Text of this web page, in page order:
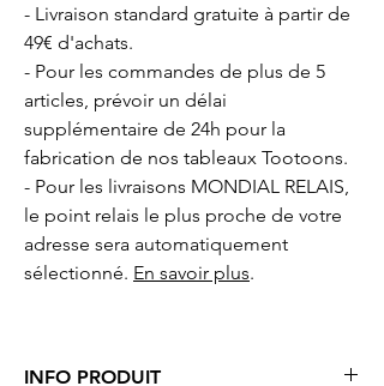
- Livraison standard gratuite à partir de
49€ d'achats.
- Pour les commandes de plus de 5
articles, prévoir un délai
supplémentaire de 24h pour la
fabrication de nos tableaux Tootoons.
- Pour les livraisons MONDIAL RELAIS,
le point relais le plus proche de votre
adresse sera automatiquement
sélectionné. En savoir plus.
INFO PRODUIT